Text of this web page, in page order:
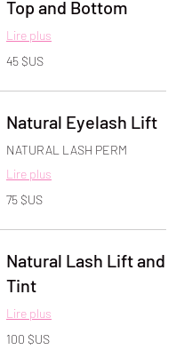
Top and Bottom
Lire plus
45
dollars
45 $US
Natural Eyelash Lift
NATURAL LASH PERM
Lire plus
75
dollars
75 $US
Natural Lash Lift and
Tint
Lire plus
100
dollars
100 $US